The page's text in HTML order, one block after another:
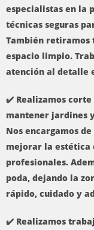
especialistas en la
técnicas seguras
También retiramos
espacio limpio.
atención al detalle
✔️ Realizamos corte
mantener jardines
Nos encargamos
mejorar la estética
profesionales.
poda, dejando la
rápido, cuidado y
✔️ Realizamos